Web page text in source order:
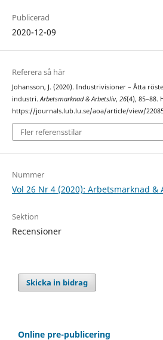
Publicerad
2020-12-09
Referera så här
Johansson, J. (2020). Industrivisioner – Åtta
industri. Arbetsmarknad & Arbetsliv, 26(4), 85–88.
https://journals.lub.lu.se/aoa/article/view/
Fler referensstilar
Nummer
Vol 26 Nr 4 (2020): Arbetsmarknad &
Sektion
Recensioner
Skicka in bidrag
Online pre-publicering